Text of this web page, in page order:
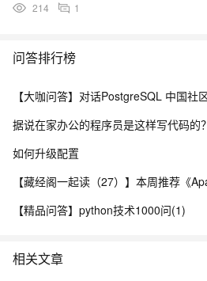
214 1
问答排行榜
据说在家办公的程序员是这样写代码的？
如何升级配置
【精品问答】python技术1000问(1)
相关文章